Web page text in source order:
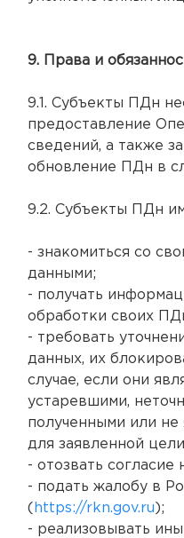
9. Права и
9.1. Субъекты ПДн
предоставление
сведений, а также
обновление ПДн в
9.2. Субъекты ПДн
- знакомиться со
данными;
- получать
обработки своих
- требовать
данных, их
случае, если они
устаревшими,
полученными или
для заявленной
- отозвать
- подать жалобу в
( https://rkn.gov.ru );
- реализовывать